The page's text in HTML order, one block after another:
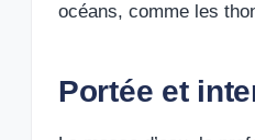
océans, comme les
Portée et